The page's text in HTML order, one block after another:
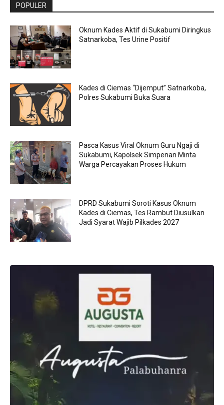
POPULER
Oknum Kades Aktif di Sukabumi Diringkus
Satnarkoba, Tes Urine Positif
Kades di Ciemas “Dijemput” Satnarkoba,
Polres Sukabumi Buka Suara
Pasca Kasus Viral Oknum Guru Ngaji di
Sukabumi, Kapolsek Simpenan Minta
Warga Percayakan Proses Hukum
DPRD Sukabumi Soroti Kasus Oknum
Kades di Ciemas, Tes Rambut Diusulkan
Jadi Syarat Wajib Pilkades 2027